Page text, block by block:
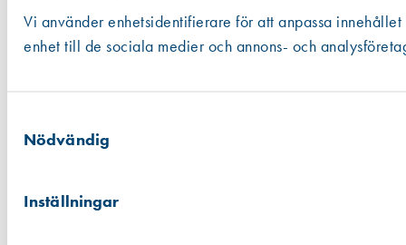
Vi använder enhetsidentifierare för att anpassa
enhet till de sociala medier och annons- och
Nödvändig
Inställningar